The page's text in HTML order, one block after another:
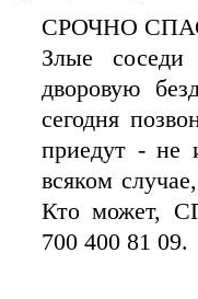
СРОЧНО
Злые соседи
дворовую
сегодня
приедут - не
всяком
Кто
700 400 81 09.